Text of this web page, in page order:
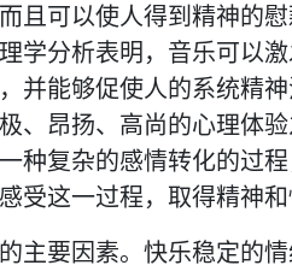
且可以使人得到精神的
学分析表明，音乐可以
并能够促使人的系统精
、昂扬、高尚的心理体
种复杂的感情转化的过
受这一过程，取得精神和
主要因素。快乐稳定的